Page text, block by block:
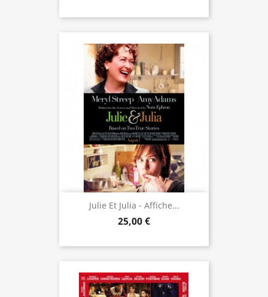
Julie Et Julia - Affiche...
25,00 €